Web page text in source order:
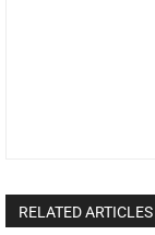
RELATED ARTICLES